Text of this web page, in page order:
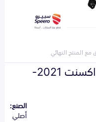
مع المنتج النهائي
ديكور كشاف يسار هونداي اكسنت 2021-
الصنع:
أصلي